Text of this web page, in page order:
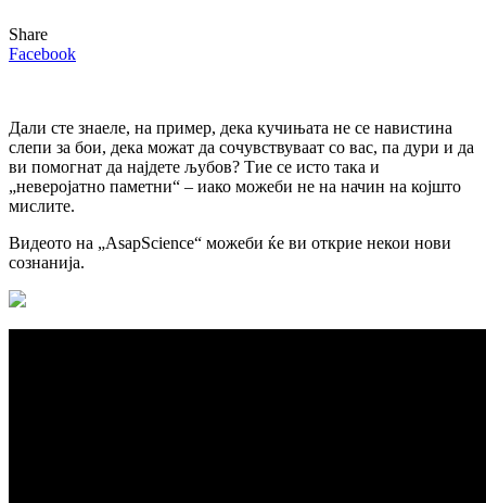
Share
Facebook
Дали сте знаеле, на пример, дека кучињата не се навистина
слепи за бои, дека можат да сочувствуваат со вас, па дури и да
ви помогнат да најдете љубов? Тие се исто така и
„неверојатно паметни“ – иако можеби не на начин на којшто
мислите.
Видеото на „AsapScience“ можеби ќе ви открие некои нови
сознанија.